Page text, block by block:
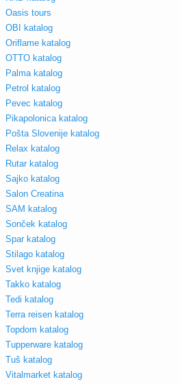
Oasis tours
OBI katalog
Oriflame katalog
OTTO katalog
Palma katalog
Petrol katalog
Pevec katalog
Pikapolonica katalog
Pošta Slovenije katalog
Relax katalog
Rutar katalog
Sajko katalog
Salon Creatina
SAM katalog
Sonček katalog
Spar katalog
Stilago katalog
Svet knjige katalog
Takko katalog
Tedi katalog
Terra reisen katalog
Topdom katalog
Tupperware katalog
Tuš katalog
Vitalmarket katalog